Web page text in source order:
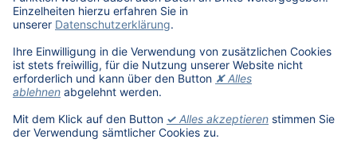
Benefits
DAT als Arbeitgeber
Schüler, Absolventen, Studenten
#getDATjob
DAT International